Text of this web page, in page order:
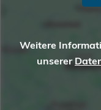
Weitere
unserer